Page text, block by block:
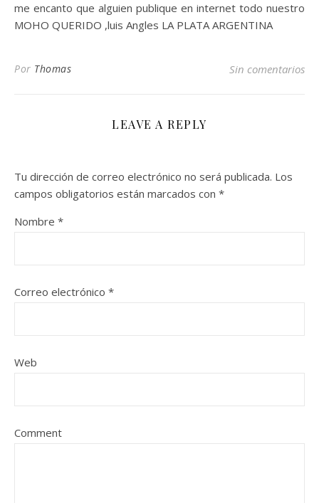
me encanto que alguien publique en internet todo nuestro
MOHO QUERIDO ,luis Angles LA PLATA ARGENTINA
Por Thomas Sin comentarios
LEAVE A REPLY
Tu dirección de correo electrónico no será publicada. Los
campos obligatorios están marcados con *
Nombre *
Correo electrónico *
Web
Comment